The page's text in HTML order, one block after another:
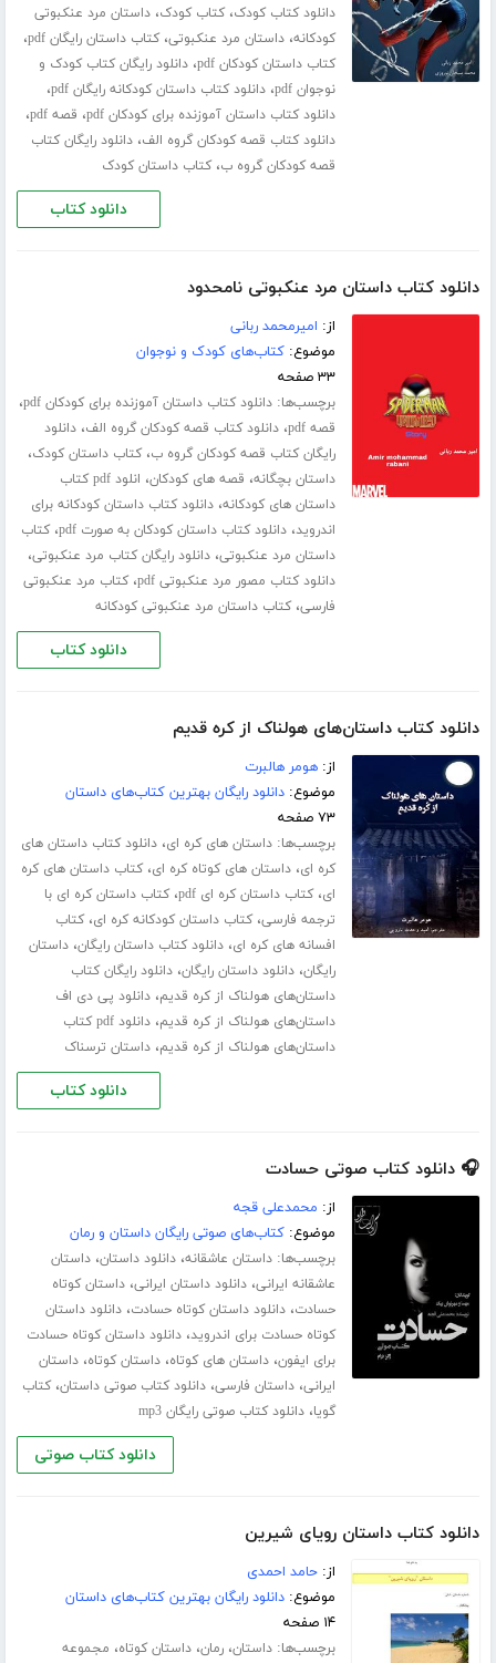
دانلود کتاب کودک،کتاب کودک،داستان مرد عنکبوتی
کودکانه،داستان مرد عنکبوتی،کتاب داستان رایگان pdf ،
کتاب داستان کودکان pdf ،دانلود رایگان کتاب کودک و
نوجوان pdf
،دانلود کتاب داستان کودکانه رایگان pdf ،
دانلود کتاب داستان آموزنده برای کودکان pdf ، قصه pdf ،
دانلود کتاب قصه کودکان گروه الف،دانلود رایگان کتاب
قصه کودکان گروه ب،کتاب داستان کودک
دانلود کتاب
دانلود کتاب داستان مرد عنکبوتی نامحدود
از: امیرمحمد ربانی
موضوع:کتاب‌های کودک و نوجوان
۳۳ صفحه
برچسب‌ها:دانلود کتاب داستان آموزنده برای کودکان pdf ،
قصه pdf ،دانلود کتاب قصه کودکان گروه الف،دانلود
رایگان کتاب قصه کودکان گروه ب،کتاب داستان کودک،
داستان بچگانه، قصه های کودکان،
انلود pdf کتاب
داستان های کودکانه،دانلود کتاب داستان کودکانه برای
اندروید،دانلود کتاب داستان کودکان به صورت pdf ،کتاب
داستان مرد عنکبوتی،دانلود رایگان کتاب مرد عنکبوتی،
دانلود کتاب مصور مرد عنکبوتی pdf ،کتاب مرد عنکبوتی
فارسی،کتاب داستان مرد عنکبوتی کودکانه
دانلود کتاب
دانلود کتاب داستان‌های هولناک از کره قدیم
از:هومر هالبرت
موضوع:دانلود رایگان بهترین کتاب‌های داستان
۷۳ صفحه
برچسب‌ها:داستان های کره ای،دانلود کتاب داستان های
کره ای،داستان های کوتاه کره ای،کتاب داستان های کره
ای،کتاب داستان کره ای pdf ،کتاب داستان کره ای با
ترجمه فارسی،کتاب داستان کودکانه کره ای،کتاب
افسانه های کره ای،دانلود کتاب داستان رایگان،داستان
رایگان،دانلود داستان رایگان،دانلود رایگان کتاب
داستان‌های هولناک از کره قدیم،دانلود پی دی اف
داستان‌های هولناک از کره قدیم،
دانلود pdf کتاب
داستان‌های هولناک از کره قدیم،داستان ترسناک
دانلود کتاب
🎧 دانلود کتاب صوتی حسادت
از: محمدعلی قجه
موضوع:کتاب‌های صوتی رایگان داستان و رمان
برچسب‌ها:داستان عاشقانه،دانلود داستان،داستان
عاشقانه ایرانی،دانلود داستان ایرانی،داستان کوتاه
حسادت،دانلود داستان کوتاه حسادت،دانلود داستان
کوتاه حسادت برای اندروید،دانلود داستان کوتاه حسادت
برای ایفون،داستان های کوتاه،داستان کوتاه،داستان
ایرانی،داستان فارسی،دانلود کتاب صوتی داستان،کتاب
گویا،دانلود کتاب صوتی رایگان mp3
دانلود کتاب صوتی
دانلود کتاب داستان رویای شیرین
از:حامد احمدی
موضوع:دانلود رایگان بهترین کتاب‌های داستان
۱۴ صفحه
برچسب‌ها:داستان،رمان،داستان کوتاه، مجموعه